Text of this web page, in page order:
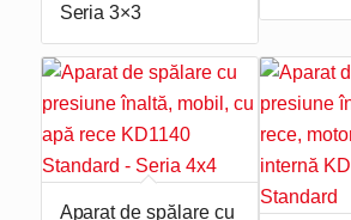
Seria 3×3
Aparat de spălare cu